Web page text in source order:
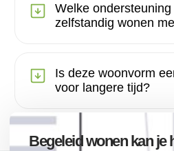
Welke
zelfstandig wonen
Is deze woonvorm
voor langere tijd?
Begeleid wonen kan je